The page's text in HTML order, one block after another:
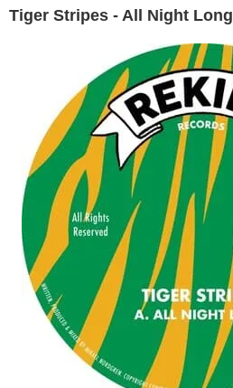
Tiger Stripes - All Night Long